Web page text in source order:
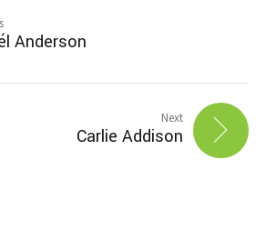
Anderson
Next
Carlie Addison